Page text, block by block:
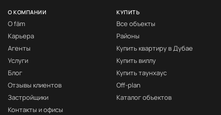
О КОМПАНИИ
О fäm
Карьера
Агенты
Услуги
Блог
Отзывы клиентов
Застройщики
Контакты и офисы
КУПИТЬ
Все объекты
Районы
Купить квартиру в Дубае
Купить виллу
Купить таунхаус
Off-plan
Каталог объектов